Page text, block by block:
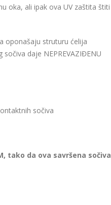
oka, ali ipak ova UV zaštita štiti
oponašaju struturu ćelija
daje NEPREVAZIĐENU
sočiva
tako da ova savršena sočiva